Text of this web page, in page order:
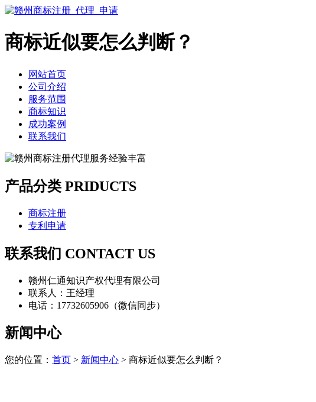
商标近似要怎么判断？
网站首页
公司介绍
服务范围
商标知识
成功案例
联系我们
产品分类 PRIDUCTS
商标注册
专利申请
联系我们 CONTACT US
赣州仁通知识产权代理有限公司
联系人：王经理
电话：17732605906（微信同步）
新闻中心
您的位置： 首页 > 新闻中心 > 商标近似要怎么判断？